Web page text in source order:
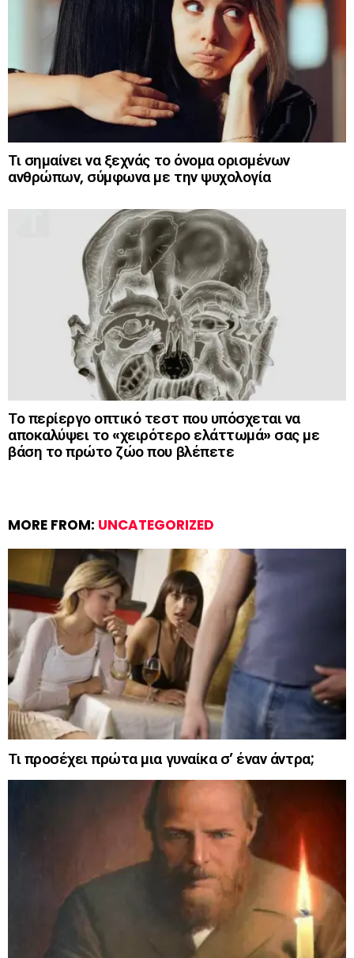
Τι σημαίνει να ξεχνάς το όνομα ορισμένων
ανθρώπων, σύμφωνα με την ψυχολογία
Το περίεργο οπτικό τεστ που υπόσχεται να
αποκαλύψει το «χειρότερο ελάττωμά» σας με
βάση το πρώτο ζώο που βλέπετε
MORE FROM: UNCATEGORIZED
Τι προσέχει πρώτα μια γυναίκα σ’ έναν άντρα;